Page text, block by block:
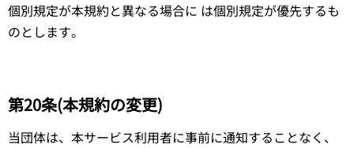
個別規定が本規約と異なる場合に は個別規定が優先するも
のとします。
第20条(本規約の変更)
当団体は、本サービス利用者に事前に通知することなく、